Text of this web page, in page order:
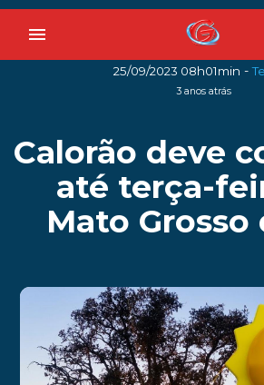
menu
25/09/2023 08h01min -
3 anos atrás
Calorão deve
até terça-
Mato Grosso